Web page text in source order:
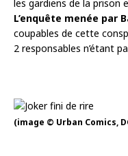
les gardiens de la prison
L’enquête menée par
coupables de cette
2 responsables n’étant
(image © Urban Comics,